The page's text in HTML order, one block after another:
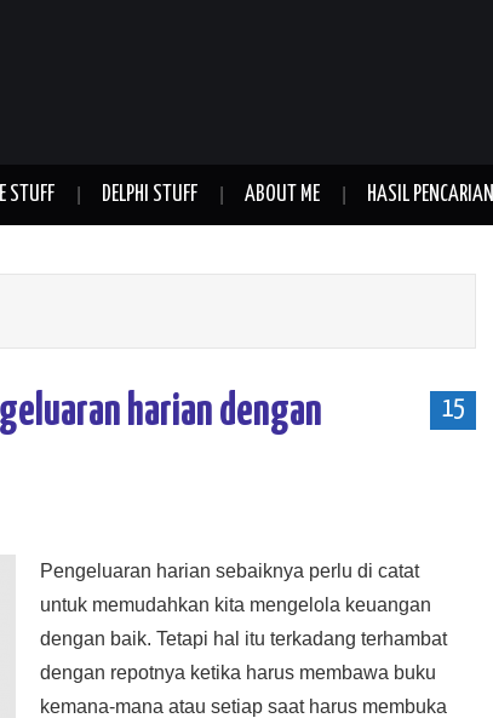
STUFF DELPHI STUFF ABOUT ME HASIL PENCARIAN
15
harian dengan
Pengeluaran harian sebaiknya perlu di catat
untuk memudahkan kita mengelola keuangan
dengan baik. Tetapi hal itu terkadang terhambat
dengan repotnya ketika harus membawa buku
kemana-mana atau setiap saat harus membuka